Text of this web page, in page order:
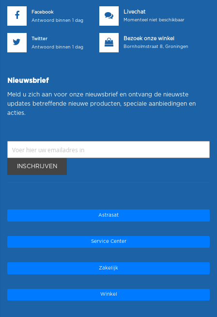
Facebook
Antwoord binnen 1 dag
Livechat
Momenteel niet beschikbaar
Twitter
Antwoord binnen 1 dag
Bezoek onze winkel
Bornholmstraat 8, Groningen
Nieuwsbrief
Meld u zich aan voor onze nieuwsbrief en ontvang de nieuwste
updates betreffende nieuwe producten, speciale aanbiedingen en
acties.
INSCHRIJVEN
Astrasat
Service Center
Zakelijk
Winkel